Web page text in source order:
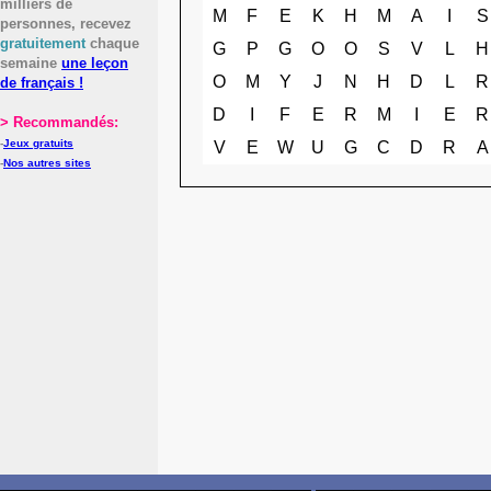
milliers de
personnes, recevez
gratuitementchaque
semaine une leçon
de français !
> Recommandés:
-Jeux gratuits
-Nos autres sites
M
F E K H M A S
G
P G O O S V L H
O
M Y J N H D L R
D
F E R M E R
V
E W U G C D R A